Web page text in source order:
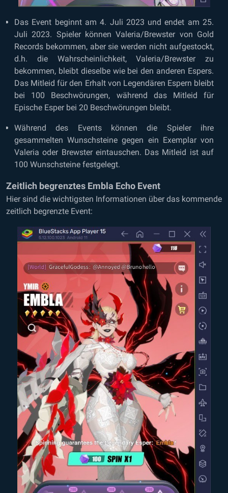
Das Event beginnt am 4. Juli 2023 und endet am 25.
Juli 2023. Spieler können Valeria/Brewster von Gold
Records bekommen, aber sie werden nicht aufgestockt,
d.h. die Wahrscheinlichkeit, Valeria/Brewster zu
bekommen, bleibt dieselbe wie bei den anderen Espers.
Das Mitleid für den Erhalt von Legendären Espern bleibt
bei 100 Beschwörungen, während das Mitleid für
Epische Esper bei 20 Beschwörungen bleibt.
Während des Events können die Spieler ihre
gesammelten Wunschsteine gegen ein Exemplar von
Valeria oder Brewster eintauschen. Das Mitleid ist auf
100 Wunschsteine festgelegt.
Zeitlich begrenztes Embla Echo Event
Hier sind die wichtigsten Informationen über das kommende
zeitlich begrenzte Event: